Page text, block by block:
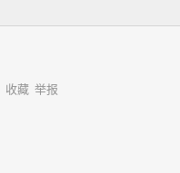
收藏 举报